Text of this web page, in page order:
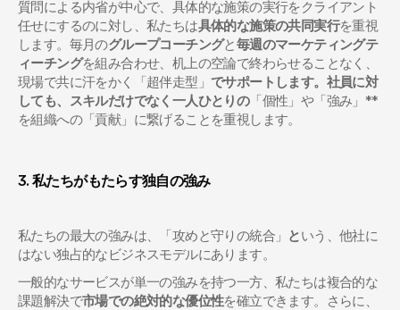
質問による内省が中心で、具体的な施策の実行をクライアント
任せにするのに対し、私たちは具体的な施策の共同実行を重視
します。毎月のグループコーチングと毎週のマーケティングテ
ィーチングを組み合わせ、机上の空論で終わらせることなく、
現場で共に汗をかく「超伴走型」 でサポートします。社員に対
しても、スキルだけでなく一人ひとりの「個性」や「強み」**
を組織への「貢献」に繋げることを重視します。
3. 私たちがもたらす独自の強み
私たちの最大の強みは、「攻めと守りの統合」 という、他社に
はない独占的なビジネスモデルにあります。
一般的なサービスが単一の強みを持つ一方、私たちは複合的な
課題解決で市場での絶対的な優位性を確立できます。さらに、